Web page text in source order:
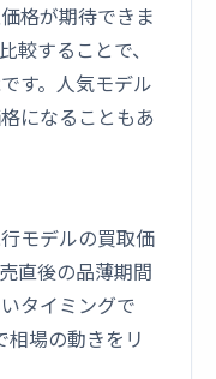
格が期待できま
較することで、
す。人気モデル
になることもあ
モデルの買取価
直後の品薄期間
タイミングで
相場の動きをリ